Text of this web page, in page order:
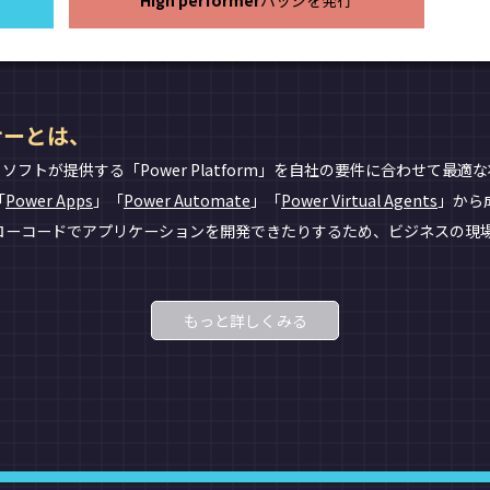
とは、
フトが提供する「Power Platform」を自社の要件に合わせて最適
Power Apps 」「Power Automate 」「Power Virtual Agents 」か
コードでアプリケーションを開発できたりするため、ビジネスの
もっと詳しくみる